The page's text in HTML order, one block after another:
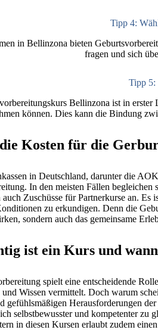
Tipp 4:
in Bellinzona bieten
fragen und sich
Tipp 5:
Bellinzona ist in
können. Dies kann die Bindung
Kosten für die
in Deutschland, darunter die
In den meisten Fällen
Zuschüsse für Partnerkurse an.
zu erkundigen. Denn die
sondern auch das gemeinsame
ist ein Kurs und
spielt eine entscheidende
Wissen vermittelt. Doch warum
gefühlsmäßigen Herausforderungen der
selbstbewusster und kompetenter
in diesen Kursen erlaubt zudem